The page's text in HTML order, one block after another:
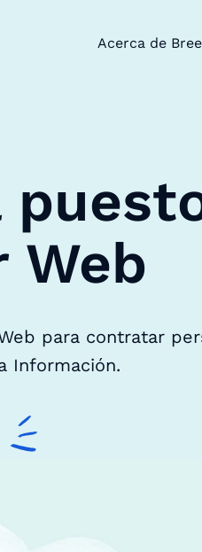
Acerca de
Web
para contratar
Información.